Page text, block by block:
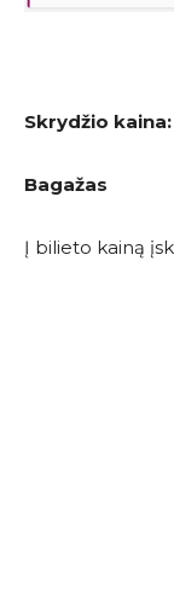
Skrydžio kaina:
Bagažas
Į bilieto kainą